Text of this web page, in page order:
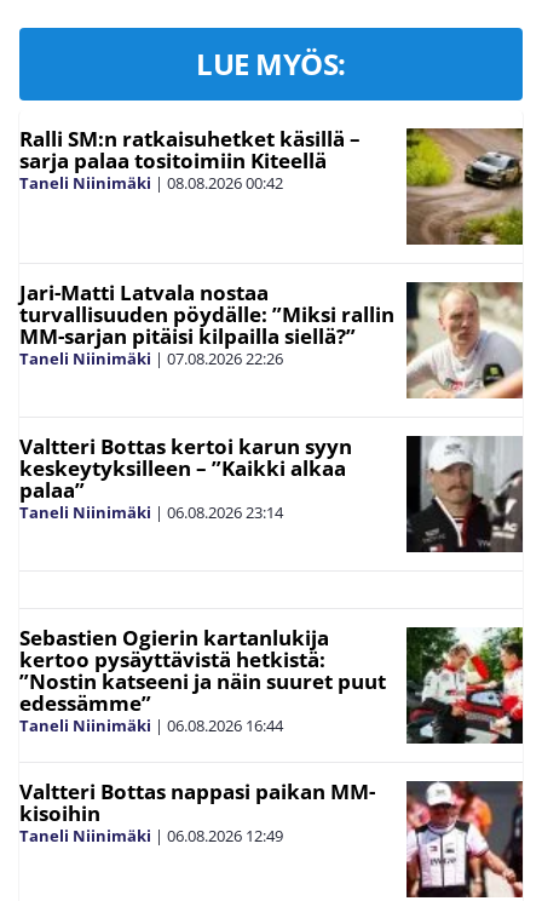
LUE MYÖS:
Ralli SM:n ratkaisuhetket käsillä –
sarja palaa tositoimiin Kiteellä
Taneli Niinimäki | 08.08.202600:42
Jari-Matti Latvala nostaa
turvallisuuden pöydälle: ”Miksi rallin
MM-sarjan pitäisi kilpailla siellä?”
Taneli Niinimäki | 07.08.202622:26
Valtteri Bottas kertoi karun syyn
keskeytyksilleen – ”Kaikki alkaa
palaa”
Taneli Niinimäki | 06.08.202623:14
Sebastien Ogierin kartanlukija
kertoo pysäyttävistä hetkistä:
”Nostin katseeni ja näin suuret puut
edessämme”
Taneli Niinimäki | 06.08.2026 16:44
Valtteri Bottas nappasi paikan MM-
kisoihin
Taneli Niinimäki | 06.08.2026 12:49